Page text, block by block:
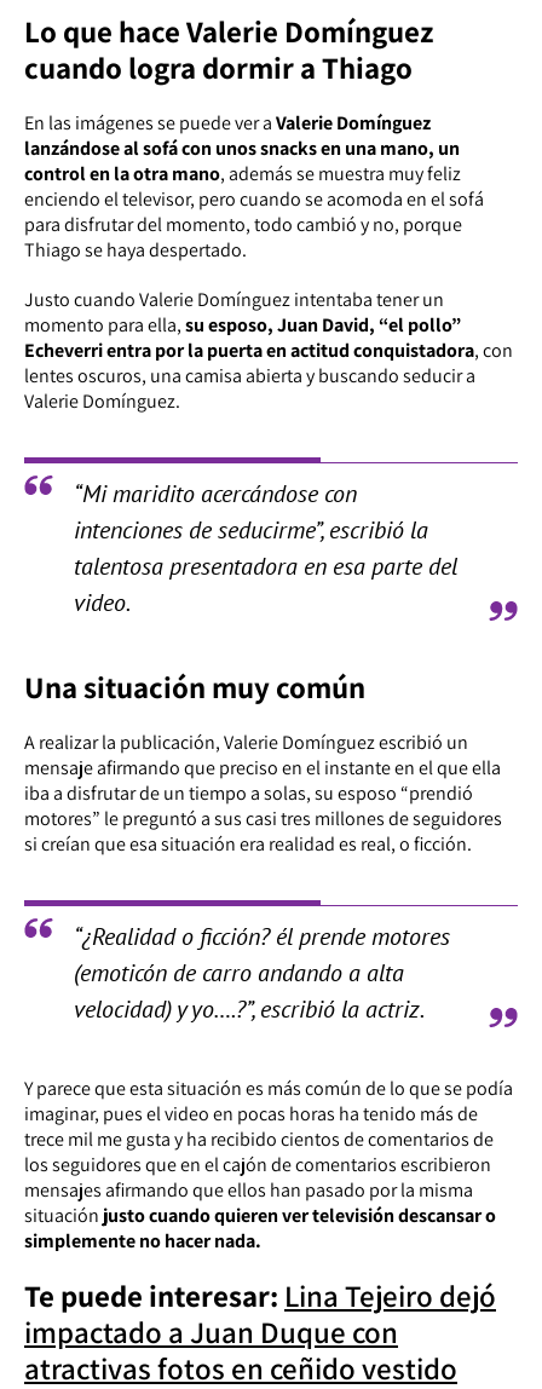
Lo que hace Valerie Domínguez
cuando logra dormir a Thiago
En las imágenes se puede ver aValerie Domínguez
lanzándose al sofá con unos snacks en una mano, un
control en la otra mano, además se muestra muy feliz
enciendo el televisor, pero cuando se acomoda en el sofá
para disfrutar del momento, todo cambió y no, porque
Thiago se haya despertado.
Justo cuando Valerie Domínguez intentaba tener un
momento para ella,su esposo, Juan David, “el pollo”
Echeverri entra por la puerta en actitud conquistadora, con
lentes oscuros, una camisa abierta y buscando seducir a
Valerie Domínguez.
“Mi maridito acercándose con
intenciones de seducirme”, escribió la
talentosa presentadora en esa parte del
video.
Una situación muy común
A realizar la publicación, Valerie Domínguez escribió un
mensaje afirmando que preciso en el instante en el que ella
iba a disfrutar de un tiempo a solas, su esposo “prendió
motores” le preguntó a sus casi tres millones de seguidores
si creían que esa situación era realidad es real, o ficción.
“¿Realidad o ficción? él prende motores
(emoticón de carro andando a alta
velocidad) y yo….?”, escribió la actriz.
Y parece que esta situación es más común de lo que se podía
imaginar, pues el video en pocas horas ha tenido más de
trece mil me gusta y ha recibido cientos de comentarios de
los seguidores que en el cajón de comentarios escribieron
mensajes afirmando que ellos han pasado por la misma
situación justo cuando quieren ver televisión descansar o
simplemente no hacer nada.
Te puede interesar: Lina Tejeiro dejó
impactado a Juan Duque con
atractivas fotos en ceñido vestido